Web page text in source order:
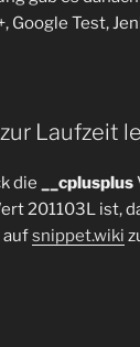
Google Test,
Laufzeit
die __cplusplus
201103L ist,
aufsnippet.wiki